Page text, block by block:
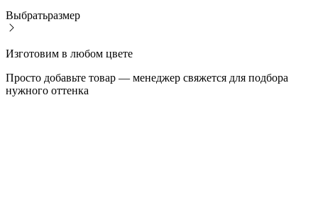
Выбратьразмер
Изготовим в любом цвете
Просто добавьте товар — менеджер свяжется для подбора
нужного оттенка